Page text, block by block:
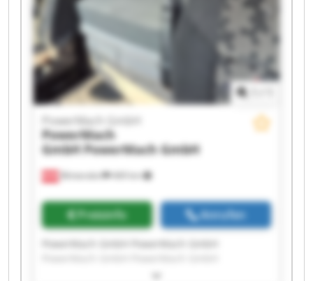
Blintendorf 469 km
PowerMach GmbH
PowerMach
GmbHPowerMach GmbH
Preisinfo Anrufen
PowerMach GmbH PowerMach GmbH
PowerMach GmbH PowerMach GmbH